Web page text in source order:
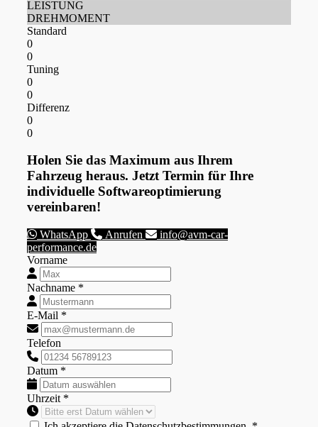
LEISTUNG
DREHMOMENT
Standard
0
0
Tuning
0
0
Differenz
0
0
Holen Sie das Maximum aus Ihrem
Fahrzeug heraus. Jetzt Termin für Ihre
individuelle Softwareoptimierung
vereinbaren!
WhatsApp Anrufen
info@avm-car-
performance.de
Vorname
Nachname *
E-Mail *
Telefon
Datum *
Uhrzeit *